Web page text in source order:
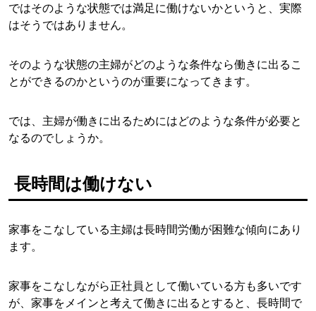
ではそのような状態では満足に働けないかというと、実際
はそうではありません。
そのような状態の主婦がどのような条件なら働きに出るこ
とができるのかというのが重要になってきます。
では、主婦が働きに出るためにはどのような条件が必要と
なるのでしょうか。
長時間は働けない
家事をこなしている主婦は長時間労働が困難な傾向にあり
ます。
家事をこなしながら正社員として働いている方も多いです
が、家事をメインと考えて働きに出るとすると、長時間で